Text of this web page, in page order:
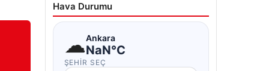
Hava Durumu
☁Ankara
NaN°C
ŞEHIR SEÇ